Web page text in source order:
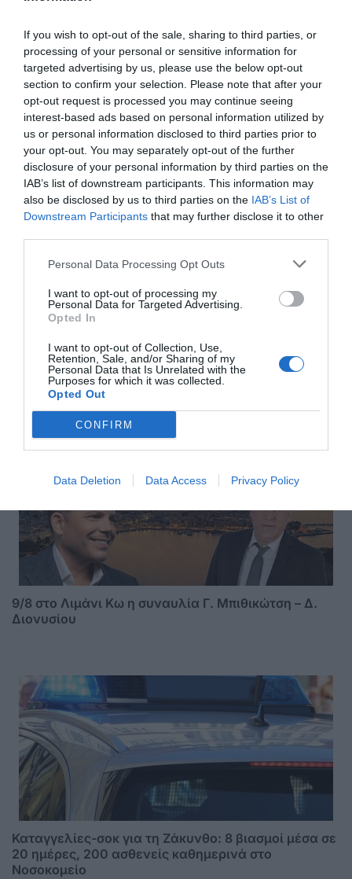
If you wish to opt-out of the sale, sharing to third parties, or
processing of your personal or sensitive information for
targeted advertising by us, please use the below opt-out
section to confirm your selection. Please note that after your
opt-out request is processed you may continue seeing
interest-based ads based on personal information utilized by
us or personal information disclosed to third parties prior to
your opt-out. You may separately opt-out of the further
disclosure of your personal information by third parties on the
IAB’s list of downstream participants. This information may
also be disclosed by us to third parties on the IAB’s List of
Downstream Participants that may further disclose it to other
Personal Data Processing Opt Outs
I want to opt-out of processing my
Personal Data for Targeted Advertising.
Opted In
I want to opt-out of Collection, Use,
Retention, Sale, and/or Sharing of my
Personal Data that Is Unrelated with the
Purposes for which it was collected.
Opted Out
CONFIRM
Data Deletion Data Access Privacy Policy
ΤΙΤΛΟΣ
ΣΧΟΛΙΟ
Αποστολή
ΣΑΣ ΠΡΟΤΕΙΝΟΥΜΕ ΑΚΟΜΗ
9/8 στο Λιμάνι Κω η συναυλία Γ. Μπιθικώτση – Δ.
Διονυσίου
Καταγγελίες-σοκ για τη Ζάκυνθο: 8 βιασμοί μέσα σε
20 ημέρες, 200 ασθενείς καθημερινά στο
Νοσοκομείο